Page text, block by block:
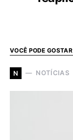
VOCÊ PODE
N NOTÍCIAS